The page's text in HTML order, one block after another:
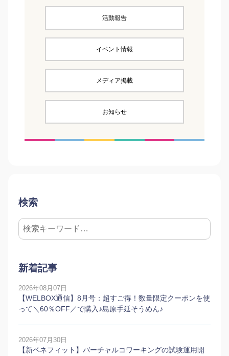
活動報告
イベント情報
メディア掲載
お知らせ
検索
新着記事
2026年08月07日
【WELBOX通信】8月号：超すご得！数量限定クーポンを使
って＼60％OFF／で購入♪島原手延そうめん♪
2026年07月30日
【新ベネフィット】バーチャルコワーキングの試験運用開